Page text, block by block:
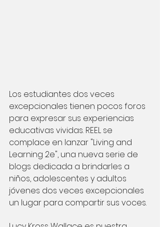
Los estudiantes dos veces
excepcionales tienen pocos foros
para expresar sus experiencias
educativas vividas. REEL se
complace en lanzar "Living and
Learning 2e", una nueva serie de
blogs dedicada a brindarles a
niños, adolescentes y adultos
jóvenes dos veces excepcionales
un lugar para compartir sus voces.